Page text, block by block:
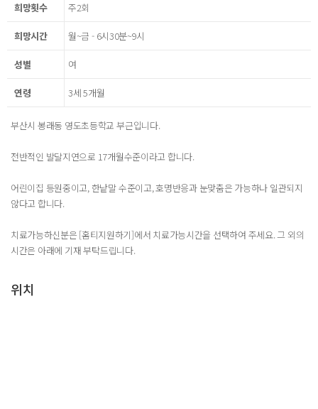
희망횟수 주2회
희망시간 월~금 - 6시30분~9시
성별 여
연령 3세 5개월
부산시 봉래동 영도초등학교 부근입니다.
전반적인 발달지연으로 17개월수준이라고 합니다.
어린이집 등원중이고, 한낱말 수준이고, 호명반응과 눈맞춤은 가능하나 일관되지
않다고 합니다.
치료가능하신분은 [홈티지원하기]에서 치료가능시간을 선택하여 주세요. 그 외의
시간은 아래에 기재 부탁드립니다.
위치